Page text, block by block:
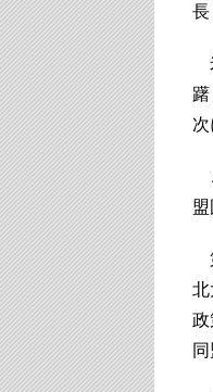
長
次
北
政